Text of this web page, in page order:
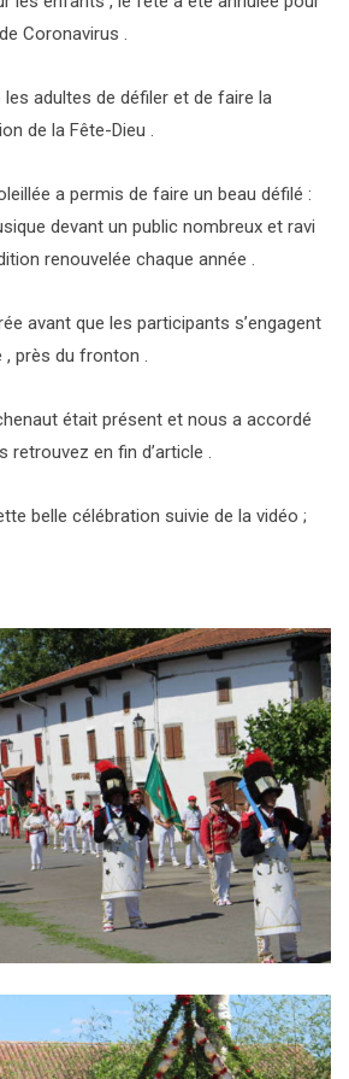
Coronavirus .
les adultes de défiler et de faire la
de la Fête-Dieu .
a permis de faire un beau défilé :
devant un public nombreux et ravi
renouvelée chaque année .
avant que les participants s’engagent
, près du fronton .
était présent et nous a accordé
retrouvez en fin d’article .
belle célébration suivie de la vidéo ;